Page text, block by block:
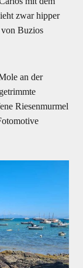
zwar hipper
Buzios
an der
Riesenmurmel